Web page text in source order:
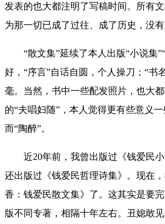
发表的也大都注明了写稿时间。所有
为那一切已成了过往、成了历史，没
“散文集”延续了本人出版“小说集
好，“序言”自话自圆，个人操刀；“书
毫。当然，书中一些配发照片，也大
的“夫唱妇随”，本人觉得更有些意义
而“陶醉”。
近20年前，我曾出版过《钱爱民
还出版过《钱爱民哲理诗集》。现在
香：钱爱民散文集》了。这其实是要
版不同专著，相隔十年左右。丑媳敢